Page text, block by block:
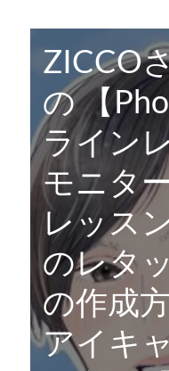
ZICCO
の 【
ライン
モニタ
レッス
のレタ
の作成
アイキ